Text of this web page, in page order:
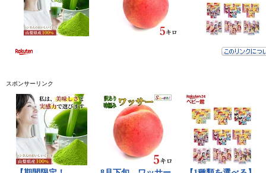
スポンサーリンク